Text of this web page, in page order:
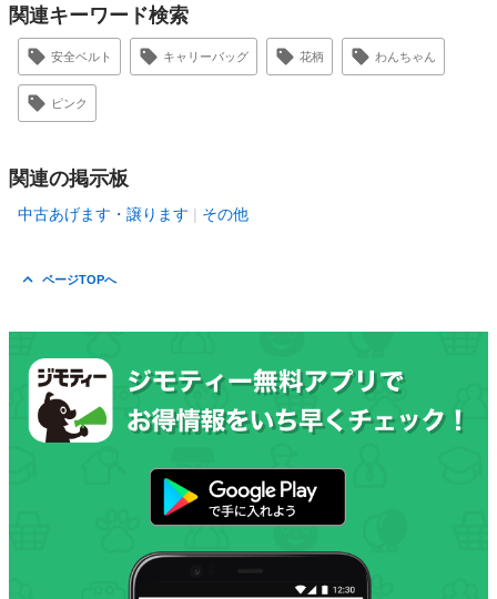
関連キーワード検索
安全ベルト キャリーバッグ 花柄 わんちゃん
ピンク
関連の掲示板
中古あげます・譲ります その他
ページTOPへ